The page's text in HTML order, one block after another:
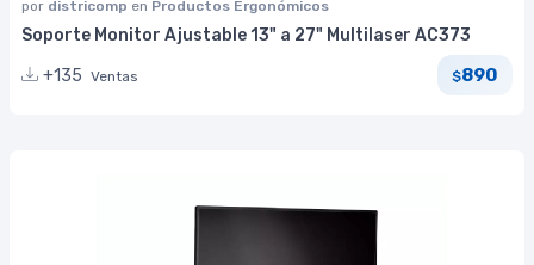
por districomp en Productos Ergonómicos
Soporte Monitor Ajustable 13" a 27" Multilaser AC373
+135 Ventas $890